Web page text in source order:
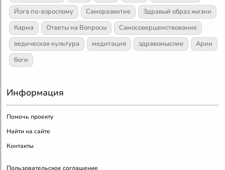
Йога по-взрослому
Саморазвитие
Здравый образ жизни
Карма
Ответы на Вопросы
Самосовершенствование
ведическая культура
медитация здравомыслие
Арии
боги
Информация
Помочь проекту
Найти на сайте
Контакты
Пользовательское соглашение